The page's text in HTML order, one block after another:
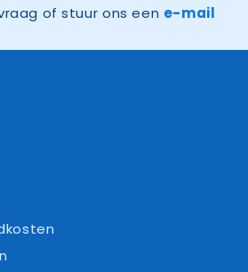
of stuur ons een e-mail